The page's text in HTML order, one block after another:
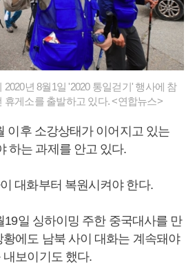
2020년 8월1일 '2020 통일걷기' 행사에 참
휴게소를 출발하고 있다. <연합뉴스>
이후 소강상태가 이어지고 있는
하는 과제를 안고 있다.
대화부터 복원시켜야 한다.
19일 싱하이밍 주한 중국대사를 만
황에도 남북 사이 대화는 계속돼야
내보이기도 했다.